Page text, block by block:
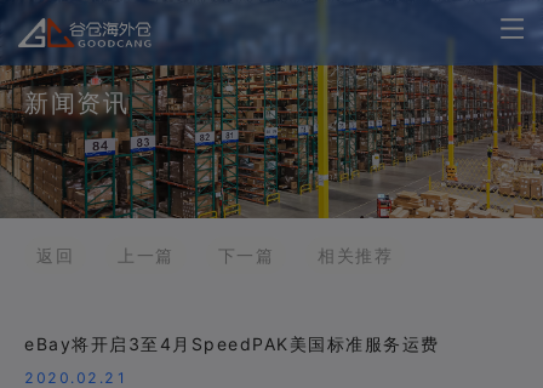
新闻资讯
返回 上一篇 下一篇 相关推荐
eBay将开启3至4月SpeedPAK美国标准服务运费
2020.02.21